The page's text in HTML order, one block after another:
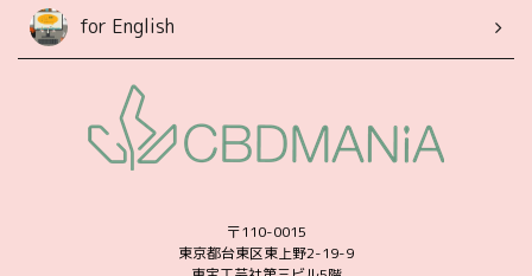
for English
〒110-0015
東京都台東区東上野2-19-9